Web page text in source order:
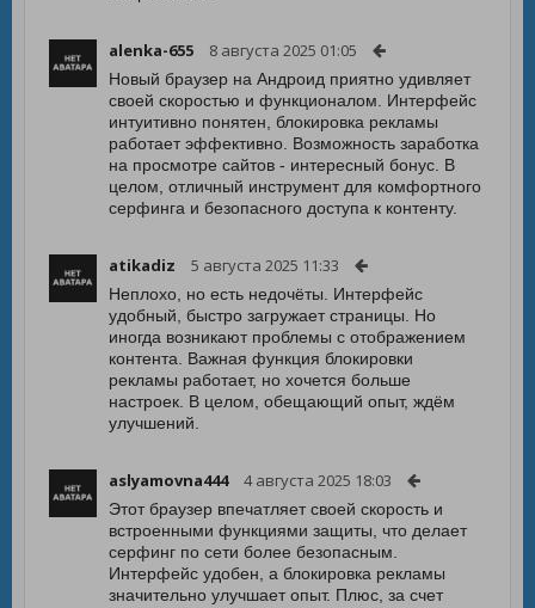
alenka-655 8 августа 2025 01:05
Новый браузер на Андроид приятно удивляет
своей скоростью и функционалом. Интерфейс
интуитивно понятен, блокировка рекламы
работает эффективно. Возможность заработка
на просмотре сайтов - интересный бонус. В
целом, отличный инструмент для комфортного
серфинга и безопасного доступа к контенту.
atikadiz 5 августа 2025 11:33
Неплохо, но есть недочёты. Интерфейс
удобный, быстро загружает страницы. Но
иногда возникают проблемы с отображением
контента. Важная функция блокировки
рекламы работает, но хочется больше
настроек. В целом, обещающий опыт, ждём
улучшений.
aslyamovna444 4 августа 2025 18:03
Этот браузер впечатляет своей скорость и
встроенными функциями защиты, что делает
серфинг по сети более безопасным.
Интерфейс удобен, а блокировка рекламы
значительно улучшает опыт. Плюс, за счет